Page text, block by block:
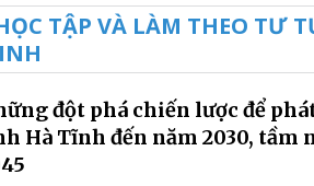
TẬP VÀ LÀM THEO TƯ
đột phá chiến lược để
Hà Tĩnh đến năm 2030, tầm